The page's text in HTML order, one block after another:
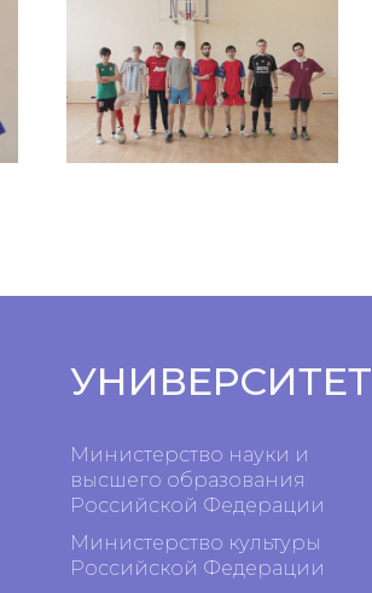
УНИВЕРСИТЕТ
Министерство науки и
высшего образования
Российской Федерации
Министерство культуры
Российской Федерации